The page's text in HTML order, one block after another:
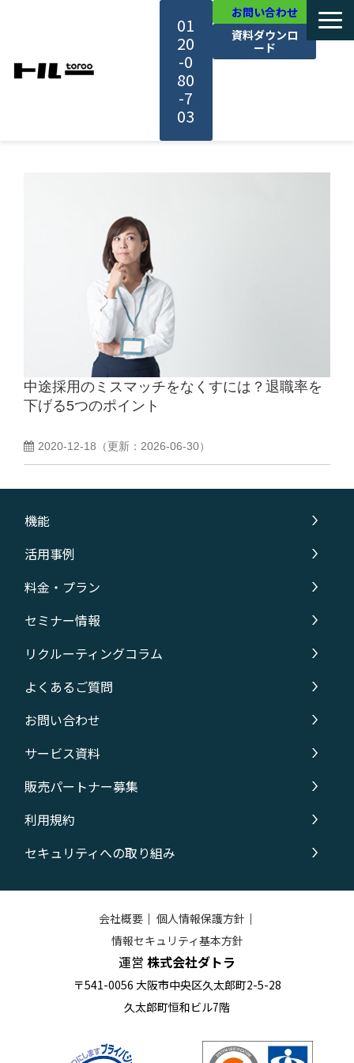
01
20
-0
80
-7
03
お問い合わせ
資料ダウンロ
ード
よくあるご質問
中途採用のミスマッチをなくすには？退職率を
下げる5つのポイント
2020-12-18 （更新： 2026-06-30）
機能
活用事例
料金・プラン
セミナー情報
リクルーティングコラム
よくあるご質問
お問い合わせ
サービス資料
販売パートナー募集
利用規約
セキュリティへの取り組み
会社概要｜ 個人情報保護方針 ｜
情報セキュリティ基本方針
運営 株式会社ダトラ
〒541-0056 大阪市中央区久太郎町2-5-28
久太郎町恒和ビル7階